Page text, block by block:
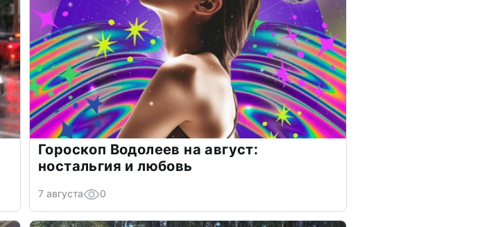
Гороскоп Водолеев на август:
ностальгия и любовь
7 августа 0